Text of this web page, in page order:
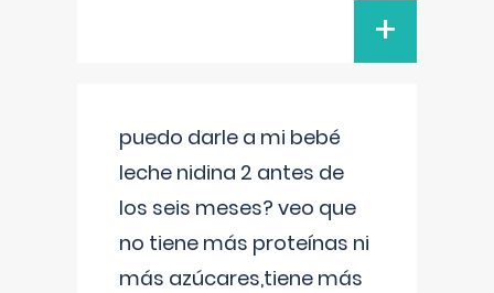
+
puedo darle a mi bebé
leche nidina 2 antes de
los seis meses? veo que
no tiene más proteínas ni
más azúcares,tiene más